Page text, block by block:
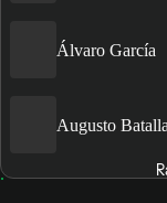
Álvaro García
Augusto Batalla